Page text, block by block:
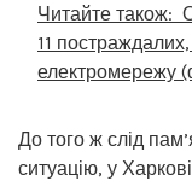
Читайте також:
11
електромережу
До того ж слід
ситуацію, у